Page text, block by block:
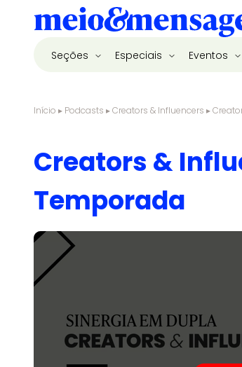
Seções Especiais Eventos
Início ▸ Podcasts ▸Creators & Influencers ▸
Creators &
Temporada